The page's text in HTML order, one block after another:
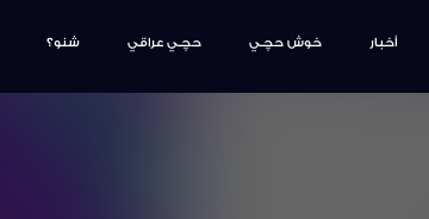
أخبار خوش حچـي حچـي عراقي شنو؟